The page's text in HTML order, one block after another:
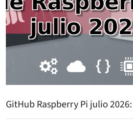
GitHub Raspberry Pi julio